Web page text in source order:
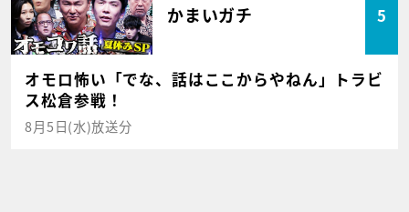
かまいガチ 5
オモロ怖い「でな、話はここからやねん」トラビ
ス松倉参戦！
8月5日(水)放送分